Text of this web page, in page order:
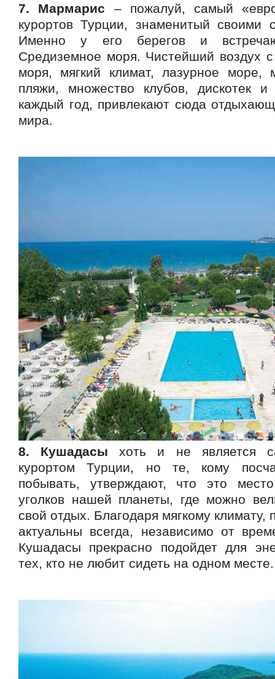
7. Мармарис – пожалуй, самый
курортов Турции, знаменитый своими
Именно у его берегов и
Средиземное моря. Чистейший воздух
моря, мягкий климат, лазурное море,
пляжи, множество клубов, дискотек
каждый год, привлекают сюда
мира.
8. Кушадасы хоть и не является
курортом Турции, но те, кому
побывать, утверждают, что это
уголков нашей планеты, где можно
свой отдых. Благодаря мягкому климату,
актуальны всегда, независимо от
Кушадасы прекрасно подойдет для
тех, кто не любит сидеть на одном месте.